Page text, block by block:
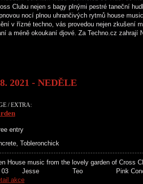
Clubu nejen s bagy plnými pestré taneční
nocí plnou uhrančivých rytmů house
v řízné techno, vás provedou nejen zkušení
a méně okoukaní djové. Za Techno.cz zahrají
2021 - NEDĚLE
/ EXTRA:
entry
Tobleronchick
House music from the lovely garden of Cross
21 - 03 Jesse Teo Pink
akce